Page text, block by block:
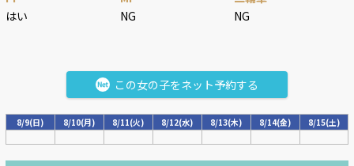
はい
NG
NG
この女の子をネット予約する
8/9(日) 8/10(月) 8/11(火) 8/12(水) 8/13(木) 8/14(金) 8/15(土)